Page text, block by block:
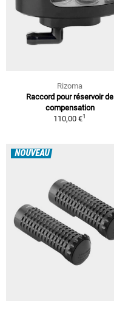
Rizoma
Raccord pour réservoir de
compensation
110,00 €1
NOUVEAU